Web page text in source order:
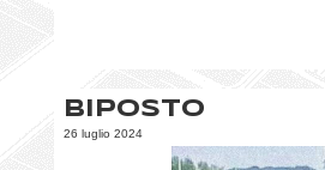
Biposto
26 luglio 2024